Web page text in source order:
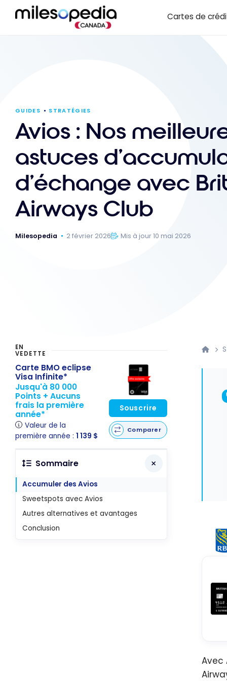
Panneau de gestion des cookies
Passer
Cartes de
GUIDES STRATÉGIES
Avios : Nos
astuces
d’échange avec
Airways Club
Milesopedia 2 février 2026 Mis à jour 10 mai 2026
Avec
EN
VEDETTE
Carte BMO eclipse
Visa Infinite*
Jusqu'à 80 000
Points + Aucuns
frais la première
année*
Valeur de la
première année : 1 139 $
Souscrire
Comparer
Sommaire
Accumuler des Avios
Sweetspots avec Avios
Autres alternatives et avantages
Conclusion